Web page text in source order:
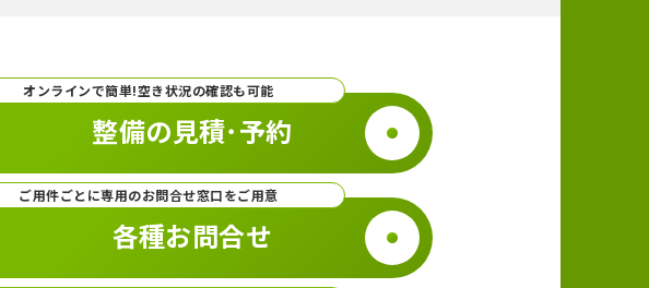
オンラインで簡単!空き状況の確認も可能
整備の見積･予約
ご用件ごとに専用のお問合せ窓口をご用意
各種お問合せ